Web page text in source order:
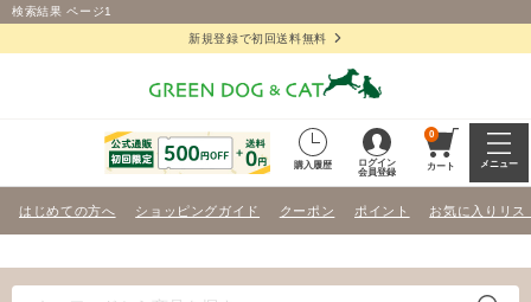
検索結果 ページ1
新規登録で初回送料無料
購入履歴
ログイン
会員登録
0
カート メニュー
はじめての方へ ショッピングガイド クーポン ポイント お気に入りリス